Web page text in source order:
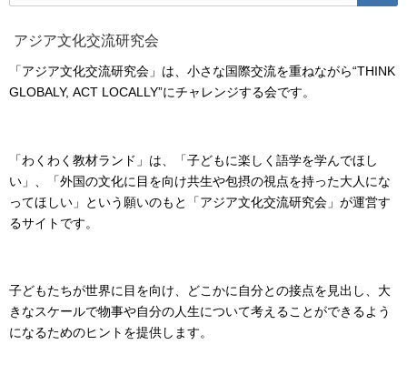
アジア文化交流研究会
「アジア文化交流研究会」は、小さな国際交流を重ねながら“THINK
GLOBALY, ACT LOCALLY”にチャレンジする会です。
「わくわく教材ランド」は、「子どもに楽しく語学を学んでほし
い」、「外国の文化に目を向け共生や包摂の視点を持った大人にな
ってほしい」という願いのもと「アジア文化交流研究会」が運営す
るサイトです。
子どもたちが世界に目を向け、どこかに自分との接点を見出し、大
きなスケールで物事や自分の人生について考えることができるよう
になるためのヒントを提供します。